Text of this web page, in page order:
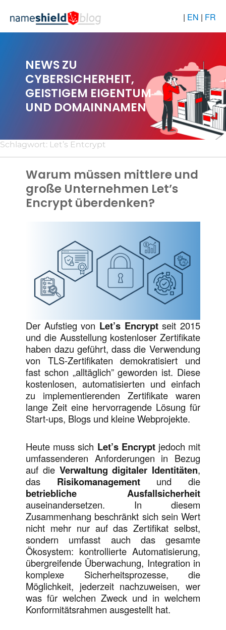
| EN | FR
NEWS ZU
CYBERSICHERHEIT,
GEISTIGEM EIGENTUM
UND DOMAINNAMEN
Schlagwort: Let’s Entcrypt
Warum müssen mittlere und
große Unternehmen Let’s
Encrypt überdenken?
Der Aufstieg von Let’s Encryptseit 2015
und die Ausstellung kostenloser Zertifikate
haben dazu geführt, dass die Verwendung
von TLS-Zertifikaten demokratisiert und
fast schon „alltäglich” geworden ist. Diese
kostenlosen, automatisierten und einfach
zu implementierenden Zertifikate waren
lange Zeit eine hervorragende Lösung für
Start-ups, Blogs und kleine Webprojekte.
Heute muss sich Let’s Encryptjedoch mit
umfassenderen Anforderungen in Bezug
auf die Verwaltung digitaler Identitäten,
das Risikomanagementund die
betriebliche Ausfallsicherheit
auseinandersetzen. In diesem
Zusammenhang beschränkt sich sein Wert
nicht mehr nur auf das Zertifikat selbst,
sondern umfasst auch das gesamte
Ökosystem: kontrollierte Automatisierung,
übergreifende Überwachung, Integration in
komplexe Sicherheitsprozesse, die
Möglichkeit, jederzeit nachzuweisen, wer
was für welchen Zweck und in welchem
Konformitätsrahmen ausgestellt hat.